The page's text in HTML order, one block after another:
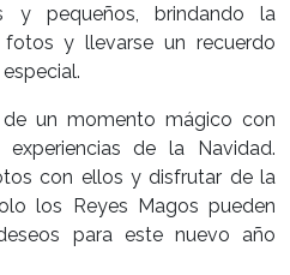
y pequeños, brindando la
y llevarse un recuerdo
un momento mágico con
de la Navidad.
con ellos y disfrutar de la
los Reyes Magos pueden
para este nuevo año